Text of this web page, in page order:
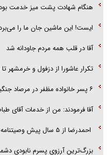
هنگام شهادت پشت میز خدمت
ایست! این ماشین جان ما را
آقا در قلب همه مردم جاودانه شد
تکرار عاشورا از دزفول و خرمشهر
۶ پسر خانواده مظفر در مرصاد جنگیدند
آقا فرمودند: من از خدمات آقای
احمدرضا از ۵ سال پیش وصیتنامه شهادتش را آماده کرده بود
بزرگ‌ترین آرزوی پسرم نابودی